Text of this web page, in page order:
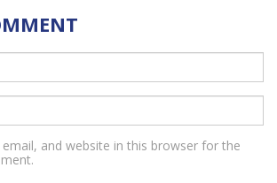
email, and website in this browser for the